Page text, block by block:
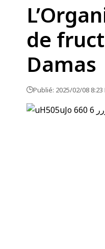
de
Damas
Publié: 2025/02/08 8:23